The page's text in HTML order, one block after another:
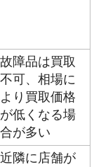
故障品は買取
不可、相場に
より買取価格
が低くなる場
合が多い
近隣に店舗が